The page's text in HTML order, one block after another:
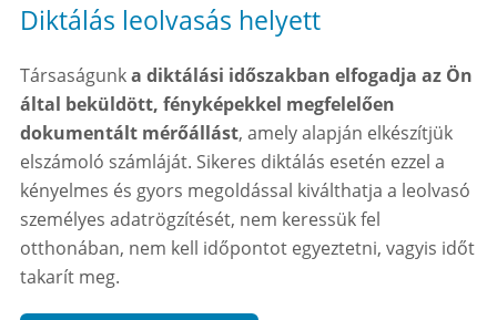
Diktálás leolvasás helyett
Társaságunka diktálási időszakban elfogadja az Ön
által beküldött, fényképekkel megfelelően
dokumentált mérőállást, amely alapján elkészítjük
elszámoló számláját. Sikeres diktálás esetén ezzel a
kényelmes és gyors megoldással kiválthatja a leolvasó
személyes adatrögzítését, nem keressük fel
otthonában, nem kell időpontot egyeztetni, vagyis időt
takarít meg.